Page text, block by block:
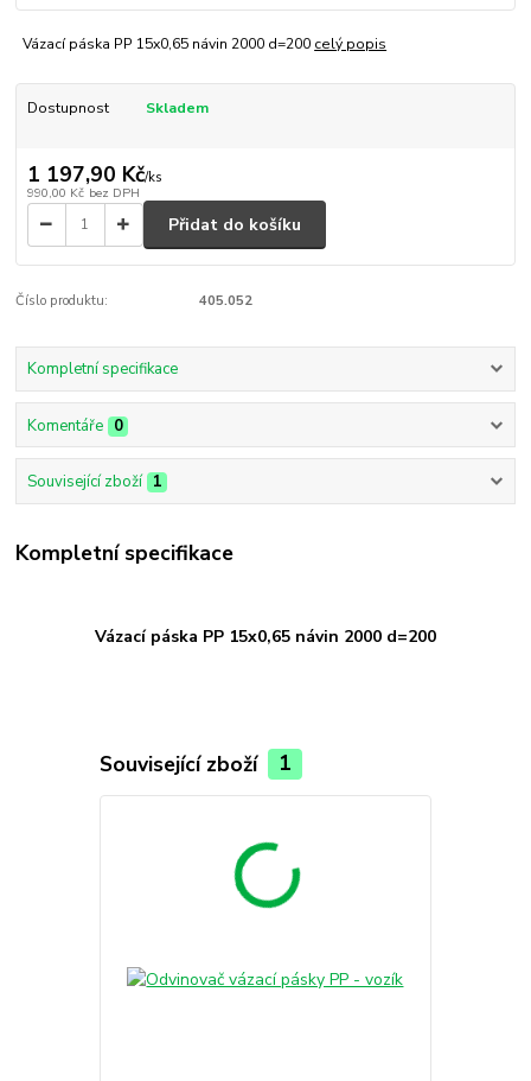
Vázací páska PP 15x0,65 návin 2000 d=200 celý popis
Dostupnost Skladem
1 197,90 Kč/ks
990,00 Kč bez DPH
Přidat do košíku
Číslo produktu: 405.052
Kompletní specifikace
Komentáře 0
Související zboží 1
Kompletní specifikace
Vázací páska PP 15x0,65 návin 2000 d=200
Související zboží 1